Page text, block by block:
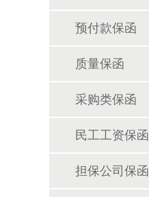
预付款保函
质量保函
采购类保函
民工工资保函
担保公司保函